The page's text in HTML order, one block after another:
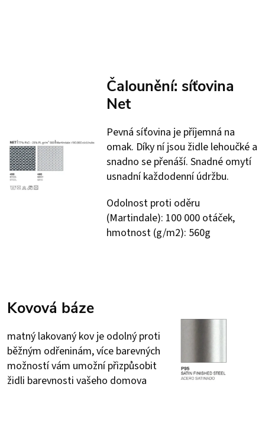
Čalounění: síťovina
Net
Pevná síťovina je příjemná na
omak. Díky ní jsou židle lehoučké a
snadno se přenáší. Snadné omytí
usnadní každodenní údržbu.
Odolnost proti oděru
(Martindale): 100 000 otáček,
hmotnost (g/m2): 560g
Kovová báze
matný lakovaný kov je odolný proti
běžným odřeninám, více barevných
možností vám umožní přizpůsobit
židli barevnosti vašeho domova